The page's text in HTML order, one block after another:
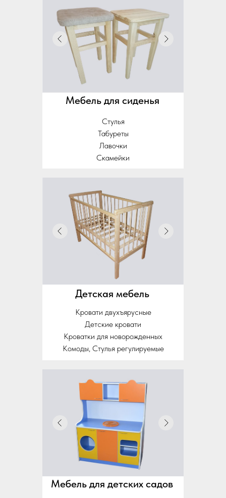
Детская мебель
Кровати двухъярусные
Детские кровати
Кроватки для новорожденных
Комоды, Стулья регулируемые
Мебель для сиденья
Мебель для детских садов
Стулья
Табуреты
Лавочки
Скамейки